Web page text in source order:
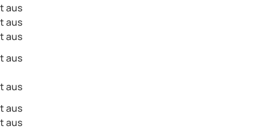
aus
aus
aus
aus
aus
aus
aus